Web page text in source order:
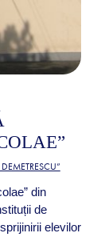
din
de
elevilor